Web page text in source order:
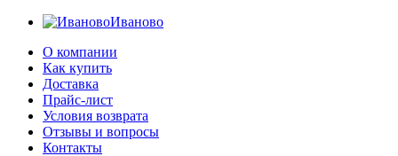
Иваново
О компании
Как купить
Доставка
Прайс-лист
Условия возврата
Отзывы и вопросы
Контакты